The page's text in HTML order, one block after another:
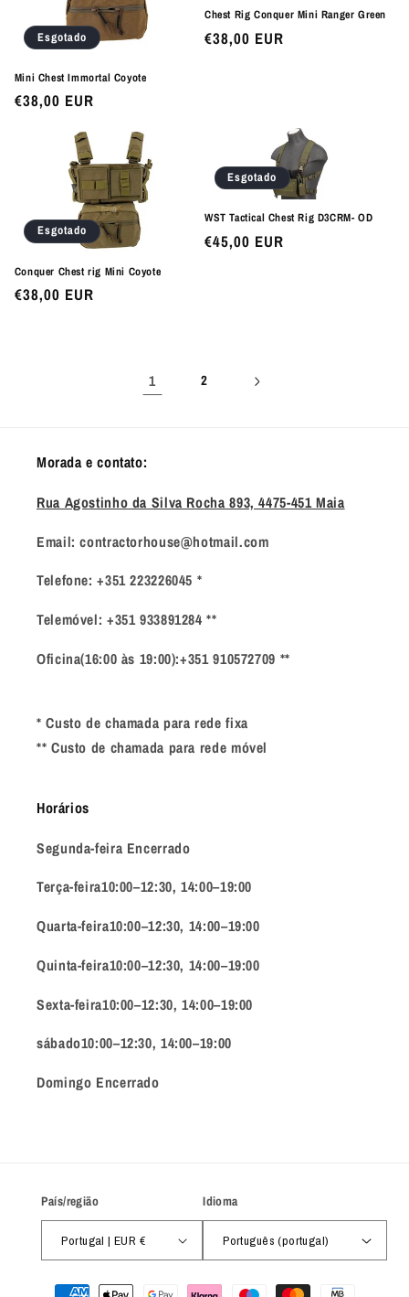
Esgotado
Mini Chest Immortal Coyote
Preço
€38,00 EUR
Chest Rig Conquer Mini Ranger Green
Preço
€38,00 EUR
Esgotado
Conquer Chest rig Mini Coyote
Preço
€38,00 EUR
Esgotado
WST Tactical Chest Rig D3CRM- OD
Preço
€45,00 EUR
1 2
Morada e contato:
Rua Agostinho da Silva Rocha 893, 4475-451 Maia
Email: contractorhouse@hotmail.com
Telefone: +351 223226045 *
Telemóvel: +351 933891284 **
Oficina(16:00 às 19:00):+351 910572709 **
* Custo de chamada para rede fixa
** Custo de chamada para rede móvel
Horários
Segunda-feira Encerrado
Terça-feira10:00–12:30, 14:00–19:00
Quarta-feira10:00–12:30, 14:00–19:00
Quinta-feira10:00–12:30, 14:00–19:00
Sexta-feira10:00–12:30, 14:00–19:00
sábado10:00–12:30, 14:00–19:00
Domingo Encerrado
País/região
Portugal | EUR €
Idioma
Português (portugal)
Métodos